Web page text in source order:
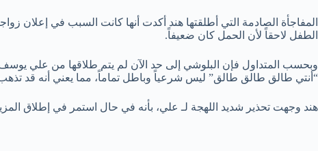
المفاجأة الصادمة التي أطلقتها هند أكدت أنها كانت السبب في
الطفل لاحقاً لأن الحمل كان ضعيفاً.
وبحسب المتداول فإن البلوشي إلى حد الآن لم يتم طلاقها من علي يوسف
“أنتي طالق طالق طالق” ليس شرعياً وباطل تماماً، مما يعني أنه قد
هند وجهت تحذير شديد اللهجة لـ علي، بأنه في حال استمر في إطلاق